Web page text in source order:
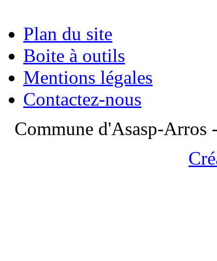
Plan du site
Boite à outils
Mentions légales
Contactez-nous
Commune d'Asasp-Arros